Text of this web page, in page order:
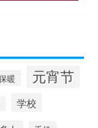
暖 元宵节
学校